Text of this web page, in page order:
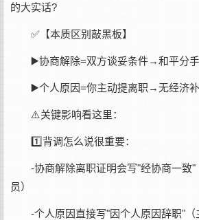
的大实话?
✅【本质区别敲黑板】
▶️协商解除=双方谈妥条件→和平分手
▶️个人原因=你主动提离职→无经济
⚠️关键影响看这里：
1️⃣背调怎么说很重要：
-协商解除离职证明会写"经协商一致"
员）
-个人原因直接写"因个人原因辞职"（